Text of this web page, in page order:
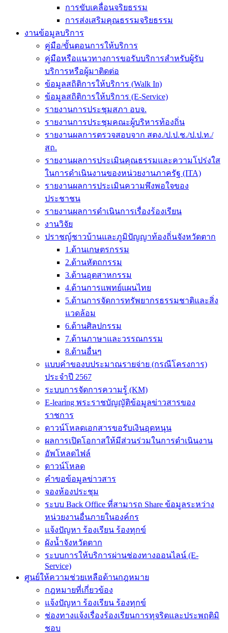
การขับเคลื่อนจริยธรรม
การส่งเสริมคุณธรรมจริยธรรม
งานข้อมูลบริการ
คู่มือ/ขั้นตอนการให้บริการ
คู่มือหรือแนวทางการขอรับบริการสำหรับผู้รับ
บริการหรือผู้มาติดต่อ
ข้อมูลสถิติการให้บริการ (Walk In)
ข้อมูลสถิติการให้บริการ (E-Service)
รายงานการประชุมสภา อบจ.
รายงานการประชุมคณะผู้บริหารท้องถิ่น
รายงานผลการตรวจสอบจาก สตง./ป.ป.ช./ป.ป.ท./
สถ.
รายงานผลการประเมินคุณธรรมและความโปร่งใส
ในการดำเนินงานของหน่วยงานภาครัฐ (ITA)
รายงานผลการประเมินความพึงพอใจของ
ประชาชน
รายงานผลการดำเนินการเรื่องร้องเรียน
งานวิจัย
ปราชญ์ชาวบ้านและภูมิปัญญาท้องถิ่นจังหวัดตาก
1.ด้านเกษตรกรรม
2.ด้านหัตถกรรม
3.ด้านอุตสาหกรรม
4.ด้านการแพทย์แผนไทย
5.ด้านการจัดการทรัพยากรธรรมชาติและสิ่ง
แวดล้อม
6.ด้านศิลปกรรม
7.ด้านภาษาและวรรณกรรม
8.ด้านอื่นๆ
แบบคำของบประมาณรายจ่าย (กรณีโครงการ)
ประจำปี 2567
ระบบการจัดการความรู้ (KM)
E-learing พระราชบัญญัติข้อมูลข่าวสารของ
ราชการ
ดาวน์โหลดเอกสารขอรับเงินอุดหนุน
ผลการเปิดโอกาสให้มีส่วนร่วมในการดำเนินงาน
อัพโหลดไฟล์
ดาวน์โหลด
คำขอข้อมูลข่าวสาร
จองห้องประชุม
ระบบ Back Office ที่สามารถ Share ข้อมูลระหว่าง
หน่วยงานอื่นภายในองค์กร
แจ้งปัญหา ร้องเรียน ร้องทุกข์
ผังน้ำจังหวัดตาก
ระบบการให้บริการผ่านช่องทางออนไลน์ (E-
Service)
ศูนย์ให้ความช่วยเหลือด้านกฎหมาย
กฎหมายที่เกี่ยวข้อง
แจ้งปัญหา ร้องเรียน ร้องทุกข์
ช่องทางแจ้งเรื่องร้องเรียนการทุจริตและประพฤติมิ
ชอบ